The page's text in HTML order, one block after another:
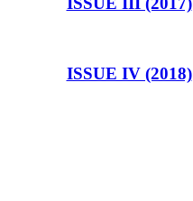
ISSUE IV (2018)